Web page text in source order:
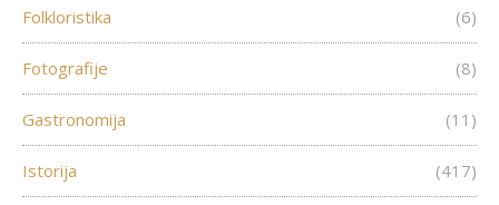
Folkloristika (6)
Fotografije (8)
Gastronomija (11)
Istorija (417)